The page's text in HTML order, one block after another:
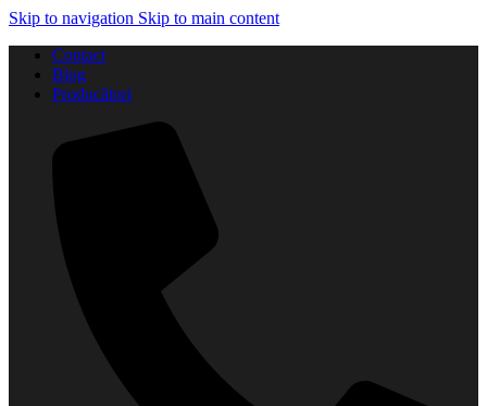
Skip to navigation Skip to main content
Contact
Blog
Producători